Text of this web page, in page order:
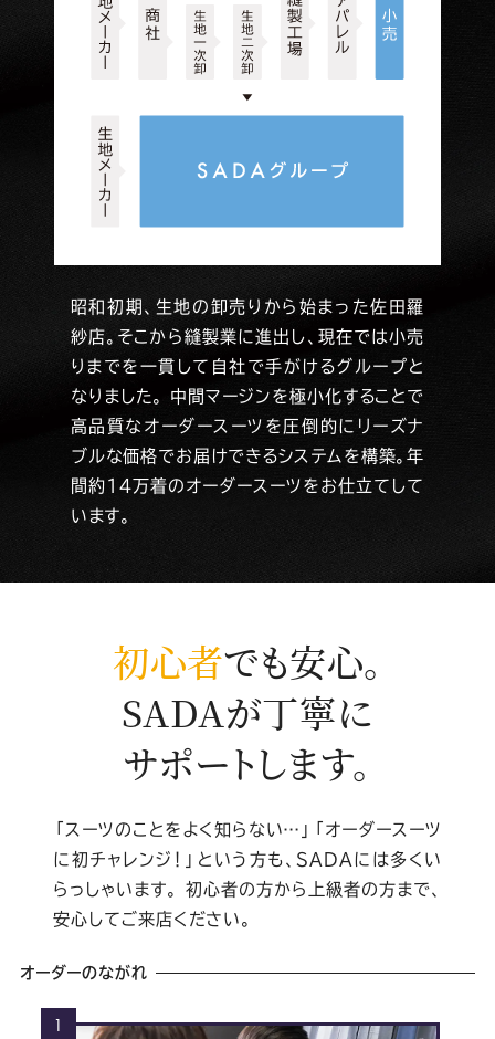
昭和初期、生地の卸売りから始まった佐田羅
紗店。そこから縫製業に進出し、現在では小売
りまでを一貫して自社で手がけるグループと
なりました。 中間マージンを極小化することで
高品質なオーダースーツを圧倒的にリーズナ
ブルな価格でお届けできるシステムを構築。年
間約14万着のオーダースーツをお仕立てして
います。
初心者でも安心。
SADAが丁寧に
サポートします。
「スーツのことをよく知らない…」「オーダースーツ
に初チャレンジ！」 という方も、SADAには多くい
らっしゃいます。
初心者の方から上級者の方まで、
安心してご来店ください。
オーダーのながれ
1